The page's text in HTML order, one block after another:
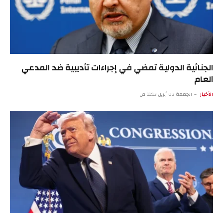
الجنائية الدولية تمضي في إجراءات تأديبية ضد المدعي
العام
الأخبار الجمعة 03 أبريل 11:13 ص